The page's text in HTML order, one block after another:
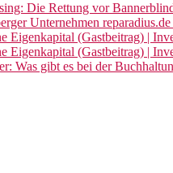
Die Rettung vor
Unternehmen
Eigenkapital (Gastbeitrag) |
Eigenkapital (Gastbeitrag) |
Was gibt es bei der